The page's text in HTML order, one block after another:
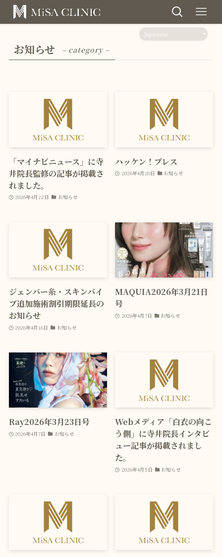
お知らせ – category –
「マイナビニュース」に寺
井院長監修の記事が掲載さ
れました。
2026年4月22日 お知らせ
ハッケン！プレス
2026年4月20日 お知らせ
ジェンバー糸・スキンバイ
ブ追加施術割引期限延長の
お知らせ
2026年4月16日 お知らせ
MAQUIA2026年3月21日
号
2026年4月7日 お知らせ
Ray2026年3月23日号
2026年4月7日 お知らせ
Webメディア「白衣の向こ
う側」に寺井院長インタビ
ュー記事が掲載されまし
た。
2026年4月5日 お知らせ